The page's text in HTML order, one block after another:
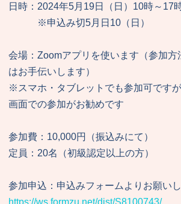
日時：2024年5月19日（日）10時～17
※申込み切5月日10（日）
会場：Zoomアプリを使います（参加方
はお手伝いします）
※スマホ・タブレットでも参加可です
画面での参加がお勧めです
参加費：10,000円（振込みにて）
定員：20名（初級認定以上の方）
参加申込：申込みフォームよりお願い
https://ws.formzu.net/dist/S8100743/